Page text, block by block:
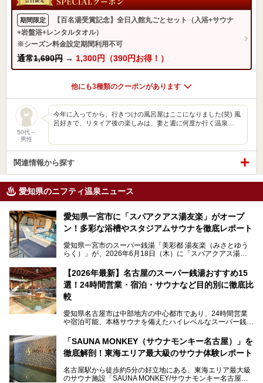
期間限定
【百名湯受賞記念】全日入館丸ごとセット（入浴+サウナ
+岩盤浴+レンタルタオル）
※シーズン料金設定期間利用不可
通常1,690円 → 1,300円（390円お得！）
他にも3種類のクーポンがあります
50代～
男性
今年に入ってから、行きつけの風呂屋はここになりました(笑) 風
呂好きで、リタイア後の楽しみは、妻と週に何度か行く温泉…
関連情報から探す
愛知県のニフティ温泉ニュース
愛知県一宮市に「スパアクアス湯友楽」がオープ
ン！多彩な浴槽やスタジアムサウナを徹底レポート
愛知県一宮市のスーパー銭湯「美彩都 湯友楽（みさとゆう
らく）」が、2026年6月18日（木）に「スパアクアス湯友
この地で30年にわたり愛され続けてきた施設だからこそ、
地元住民をはじめオープンを待ちわびている人も多いのでは
ないでしょうか。
老朽化した設備の補修を機に、2年前からじっくり構想を練
ってきたというだけあって、館内の充実度は想像以上。
以前の4倍に拡張したという露天エリアや10の浴槽、40人収
容の巨大なスタジアムサウナに、岩盤浴やリラクゼーション
までまるごと楽しめる施設に生まれ変わりました。
今回は、全面リニューアルして新しくなった「スパアクアス
【2026年最新】名古屋のスーパー銭湯おすすめ15
選！24時間営業・宿泊・サウナなど目的別に徹底比
較
愛知県名古屋市は中部地方の中心都市であり、24時間営業
や宿泊可能、本格サウナを備えたハイレベルなスーパー銭湯
そのため、「日々の仕事の疲れを心身ともにリセットした
い」「休日に時間を忘れて1日中ダラダラ過ごしたい」「コ
くある点が魅力です！
「SAUNA MONKEY（サウナモンキー名古屋）」を
徹底解剖！東海エリア最大級のサウナ体験レポート
名古屋駅から徒歩約5分の好立地にある、東海エリア最大級
のサウナ施設「SAUNA MONKEY/サウナモンキー名古屋」